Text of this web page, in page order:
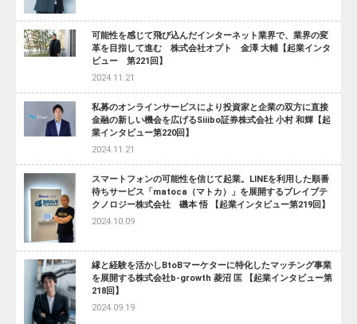
可能性を感じて飛び込んだインターネット業界で、業界の変
革を目指して進む 株式会社オプト 金澤 大輔【起業インタ
ビュー 第221回】
2024.11.21
私募のオンラインサービスにより投資家と企業の双方に直接
金融の新しい機会を広げるSiiibo証券株式会社 小村 和輝【起
業インタビュー第220回】
2024.11.21
スマートフォンの可能性を信じて起業。LINEを利用した順番
待ちサービス「matoca（マトカ）」を展開するブレイブテ
クノロジー株式会社 磯本 悟 【起業インタビュー第219回】
2024.10.09
縁と経験を活かしBtoBマーケターに特化したマッチング事業
を展開する株式会社b-growth 菱沼 匡 【起業インタビュー第
218回】
2024.09.19